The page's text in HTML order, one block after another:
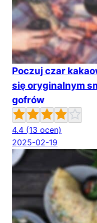
Poczuj czar
się oryginalnym
gofrów
4.4 (13 ocen)
2025-02-19